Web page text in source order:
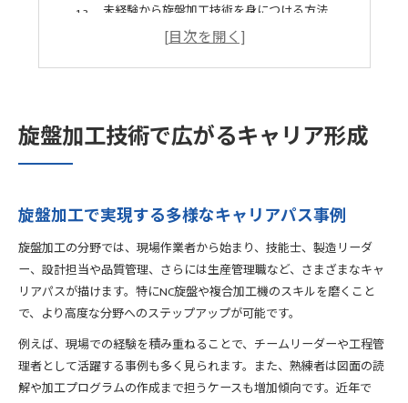
未経験から旋盤加工技術を身につける方法
旋盤加工職で目指せる管理職や独立の可能性
初心者が知っておきたい旋盤部品の名称と役割
旋盤加工で失敗しない素材固定のコツ
材料選びが重要な旋盤加工パーツのポイント
旋盤加工で選ばれる主な材料とその特性比較
耐摩耗性や耐食性を考慮した材料選びのコツ
旋盤加工できない形状や材料の注意点
旋盤加工部品の用途別材料選定ポイント
旋盤加工現場で求められる素材知識の重要性
NC旋盤を短期間で習得するコツを紹介
旋盤加工技術で広がるキャリア形成
旋盤加工で実現する多様なキャリアパス事例
旋盤加工の分野では、現場作業者から始まり、技能士、製造リーダ
ー、設計担当や品質管理、さらには生産管理職など、さまざまなキャ
リアパスが描けます。特にNC旋盤や複合加工機のスキルを磨くこと
で、より高度な分野へのステップアップが可能です。
例えば、現場での経験を積み重ねることで、チームリーダーや工程管
理者として活躍する事例も多く見られます。また、熟練者は図面の読
解や加工プログラムの作成まで担うケースも増加傾向です。近年で